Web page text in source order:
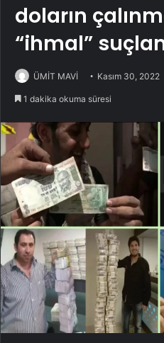
doların
“ihmal”
ÜMİT MAVİ Kasım 30, 2022
1 dakika okuma süresi